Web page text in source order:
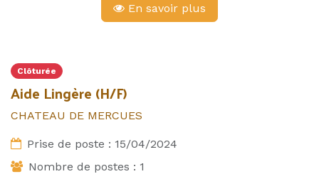
En savoir plus
Clôturée
Aide Lingère (H/F)
CHATEAU DE MERCUES
Prise de poste : 15/04/2024
Nombre de postes : 1